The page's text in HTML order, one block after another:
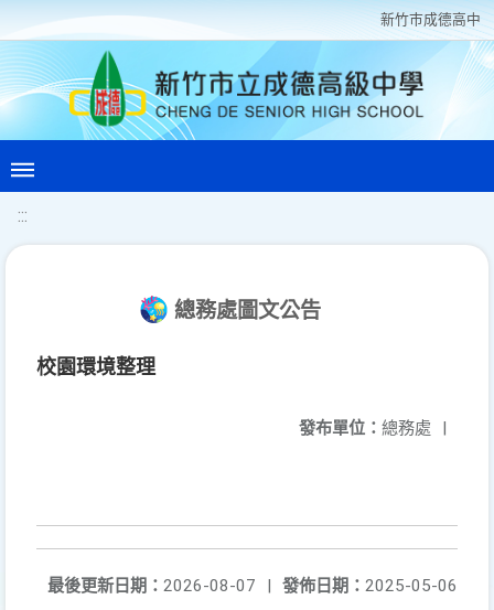
新竹巿成德高中
:::
總務處圖文公告
校園環境整理
發布單位： 總務處 |
發佈日期： 2025-05-06
最後更新日期： 2026-08-07
|